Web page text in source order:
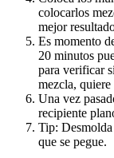
colocarlos
mejor
Es momento
20 minutos
para verificar
mezcla, quiere
Una vez
recipiente
Tip: Desmolda
que se pegue.